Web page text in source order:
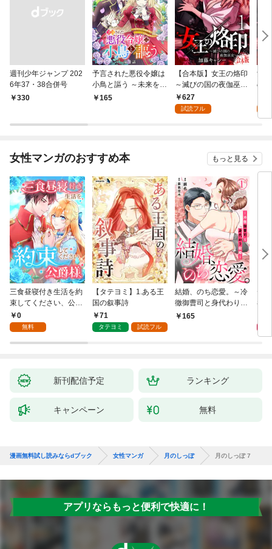
週刊少年ジャンプ 202
6年37・38合併号
￥330
予言された悪役令嬢は
小鳥と謳う ～未来を知
る専属執事に「君を救
165
【合本版】女王の烙印
～滅びの国の夜伽巫女
～ 1627
試読フル
女
の
女性マンガのおすすめ本 もっと見る
三食昼寝付き生活を約
束してください、公爵
様 1話
0
無料
【タテヨミ】1.ある王
国の叙事詩
71
タテヨミ 試読フル
結婚、のち恋愛。～冷
徹御曹司と身代わり結
婚～1
165
デ
者
新刊配信予定 ランキング
キャンペーン 無料
漫画無料試し読みならdブック 女性マンガ 月のしっぽ 月のしっぽ 7
アプリならもっと便利で快適に！